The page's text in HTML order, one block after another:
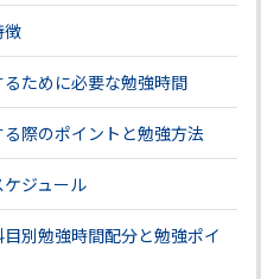
徴
ために必要な勉強時間
際のポイントと勉強方法
ジュール
別勉強時間配分と勉強ポイ